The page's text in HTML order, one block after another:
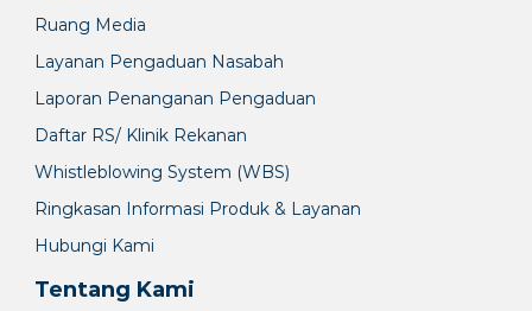
Ruang Media
Layanan Pengaduan Nasabah
Laporan Penanganan Pengaduan
Daftar RS/ Klinik Rekanan
Whistleblowing System (WBS)
Ringkasan Informasi Produk & Layanan
Hubungi Kami
Tentang Kami